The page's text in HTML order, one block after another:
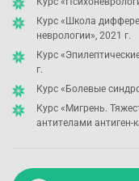
Курс «Школа
неврологии», 2021 г.
Курс
г.
Курс «Болевые
Курс «Мигрень.
антителами антиген-